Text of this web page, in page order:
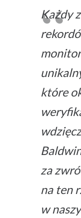
Każdy
które
za
na ten
w